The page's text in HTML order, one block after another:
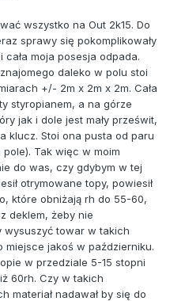
wszystko na Out 2k15. Do
sprawy się pokomplikowały
cała moja posesja odpada.
daleko w polu stoi
+/- 2m x 2m x 2m. Cała
styropianem, a na górze
jak i dole jest mały prześwit,
klucz. Stoi ona pusta od paru
Tak więc w moim
do was, czy gdybym w tej
otrymowane topy, powiesił
które obniżają rh do 55-60,
deklem, żeby nie
wysuszyć towar w takich
miejsce jakoś w październiku.
w przedziale 5-15 stopni
60rh. Czy w takich
materiał nadawał by się do